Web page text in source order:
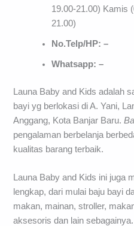
19.00-21.00) Kamis
21.00)
No.Telp/HP: –
Whatsapp: –
Launa Baby and Kids adalah
bayi yg berlokasi di A. Yani,
Anggang, Kota Banjar Baru.
pengalaman berbelanja
kualitas barang terbaik.
Launa Baby and Kids ini juga
lengkap, dari mulai baju bayi
makan, mainan, stroller,
aksesoris dan lain sebagainya.